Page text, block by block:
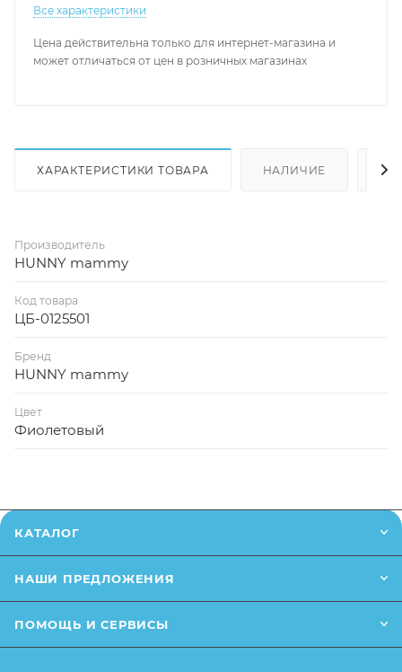
Все характеристики
Цена действительна только для интернет-магазина и
может отличаться от цен в розничных магазинах
ХАРАКТЕРИСТИКИ ТОВАРА НАЛИЧИЕ
Производитель
HUNNY mammy
Код товара
ЦБ-0125501
Бренд
HUNNY mammy
Цвет
Фиолетовый
КАТАЛОГ
НАШИ ПРЕДЛОЖЕНИЯ
ПОМОЩЬ И СЕРВИСЫ